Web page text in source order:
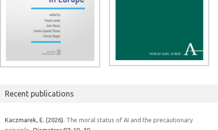
Recent publications
Kaczmarek, E. (2026). The moral status of AI and the precautionary